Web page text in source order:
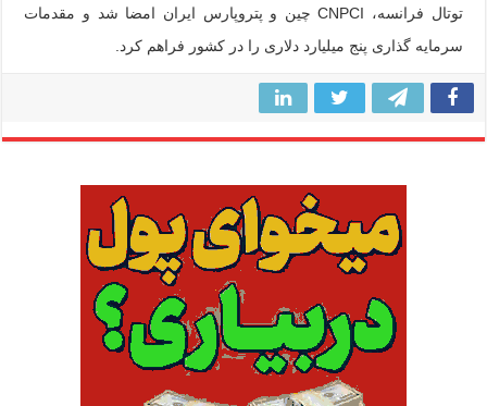
توتال فرانسه، CNPCI چین و پتروپارس ایران امضا شد و مقدمات
سرمایه گذاری پنج میلیارد دلاری را در کشور فراهم کرد.